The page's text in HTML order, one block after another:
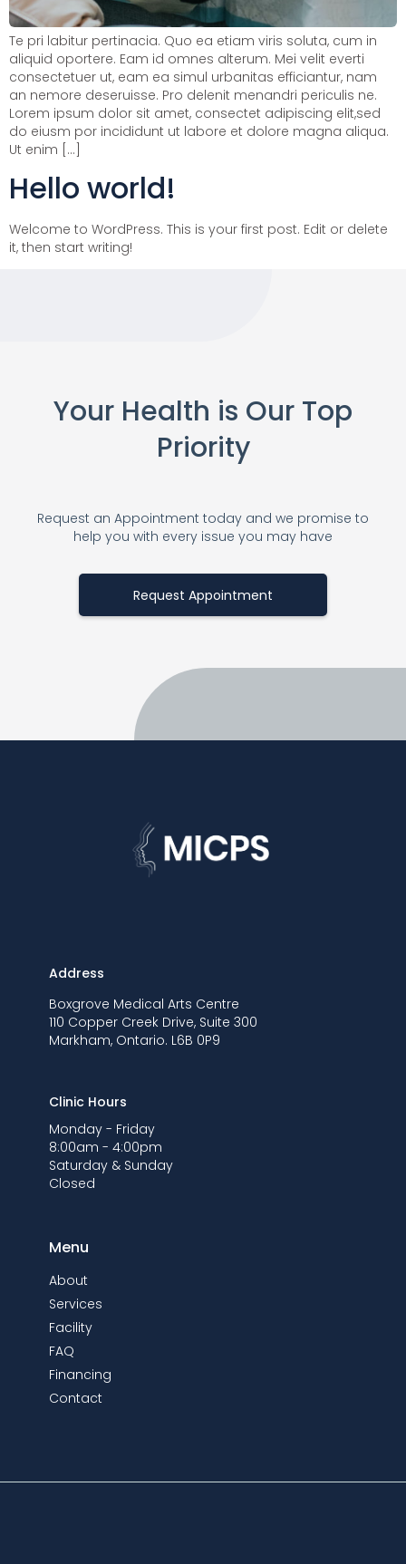
Te pri labitur pertinacia. Quo ea etiam viris soluta, cum in
aliquid oportere. Eam id omnes alterum. Mei velit everti
consectetuer ut, eam ea simul urbanitas efficiantur, nam
an nemore deseruisse. Pro delenit menandri periculis ne.
Lorem ipsum dolor sit amet, consectet adipiscing elit,sed
do eiusm por incididunt ut labore et dolore magna aliqua.
Ut enim […]
Hello world!
Welcome to WordPress. This is your first post. Edit or delete
it, then start writing!
Your Health is Our Top
Priority
Request an Appointment today and we promise to
help you with every issue you may have
Request Appointment
Address
Boxgrove Medical Arts Centre
110 Copper Creek Drive, Suite 300
Markham, Ontario. L6B 0P9
Clinic Hours
Monday - Friday
8:00am - 4:00pm
Saturday & Sunday
Closed
Menu
About
Services
Facility
FAQ
Financing
Contact